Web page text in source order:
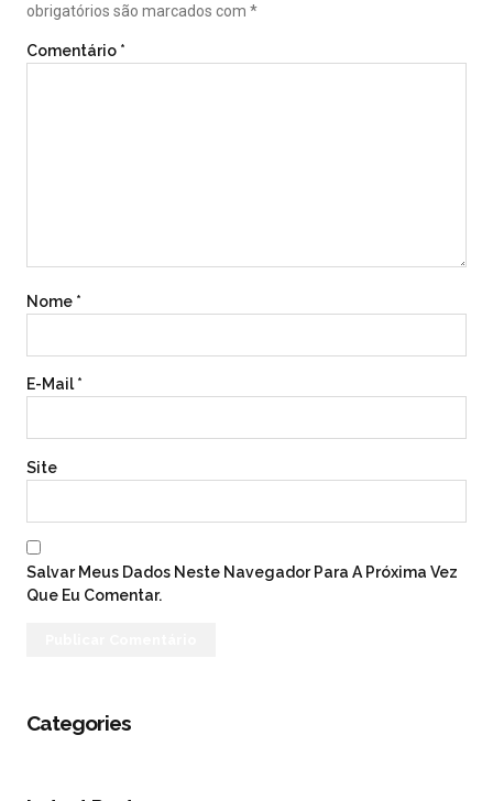
obrigatórios são marcados com *
Comentário *
Nome *
E-Mail*
Site
Salvar Meus Dados Neste Navegador Para A Próxima Vez
Que Eu Comentar.
Categories